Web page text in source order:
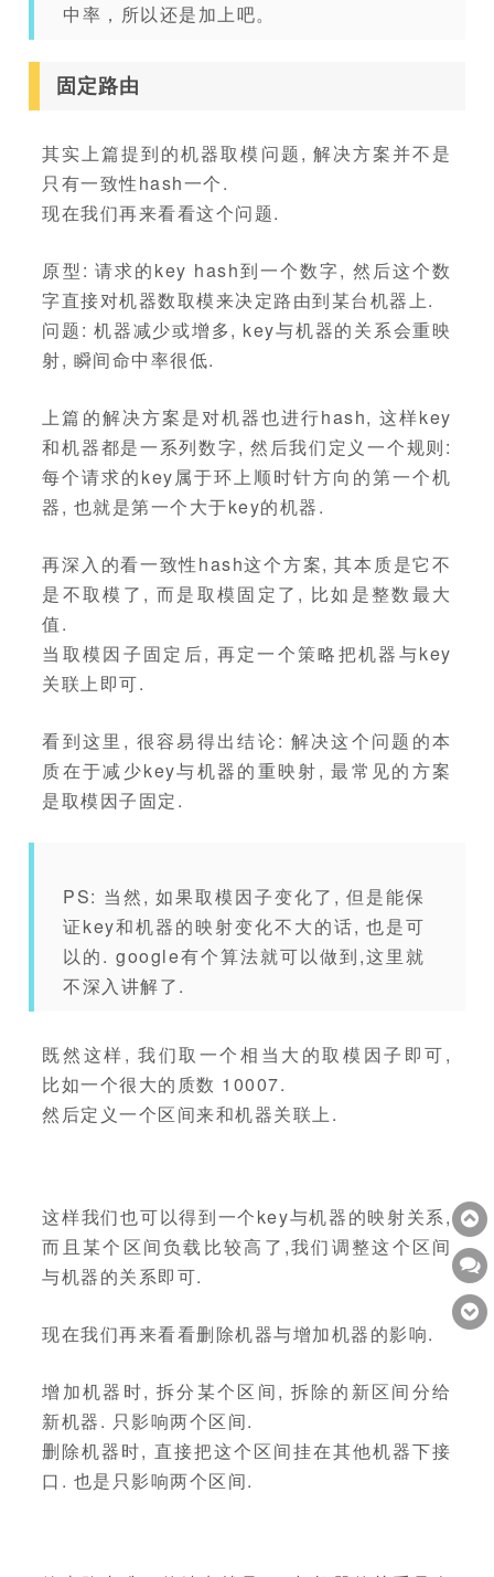
中率，所以还是加上吧。
固定路由
其实上篇提到的机器取模问题, 解决方案并不是
只有一致性hash一个.
现在我们再来看看这个问题.
原型: 请求的key hash到一个数字, 然后这个数
字直接对机器数取模来决定路由到某台机器上.
问题: 机器减少或增多, key与机器的关系会重映
射, 瞬间命中率很低.
上篇的解决方案是对机器也进行hash, 这样key
和机器都是一系列数字, 然后我们定义一个规则:
每个请求的key属于环上顺时针方向的第一个机
器, 也就是第一个大于key的机器.
再深入的看一致性hash这个方案, 其本质是它不
是不取模了, 而是取模固定了, 比如是整数最大
值.
当取模因子固定后, 再定一个策略把机器与key
关联上即可.
看到这里, 很容易得出结论: 解决这个问题的本
质在于减少key与机器的重映射, 最常见的方案
是取模因子固定.
PS: 当然, 如果取模因子变化了, 但是能保
证key和机器的映射变化不大的话, 也是可
以的. google有个算法就可以做到,这里就
不深入讲解了.
既然这样, 我们取一个相当大的取模因子即可,
比如一个很大的质数 10007.
然后定义一个区间来和机器关联上.
这样我们也可以得到一个key与机器的映射关系,
而且某个区间负载比较高了,我们调整这个区间
与机器的关系即可.
现在我们再来看看删除机器与增加机器的影响.
增加机器时, 拆分某个区间, 拆除的新区间分给
新机器. 只影响两个区间.
删除机器时, 直接把这个区间挂在其他机器下接
口. 也是只影响两个区间.